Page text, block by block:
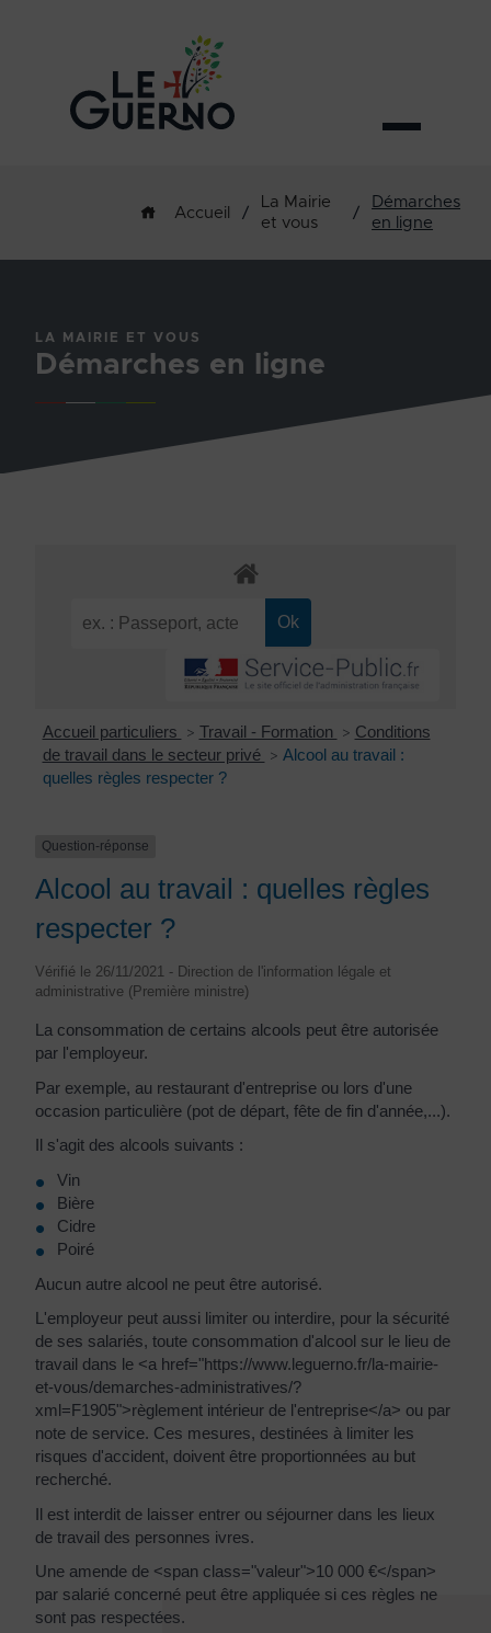
Accueil /
La Mairie
et vous
/
Démarches
en ligne
LA MAIRIE ET VOUS
Démarches en ligne
Accueil particuliers > Travail - Formation > Conditions
de travail dans le secteur privé
> Alcool au travail :
quelles règles respecter ?
Question-réponse
Alcool au travail : quelles règles
respecter ?
Vérifié le 26/11/2021 - Direction de l'information légale et
administrative (Première ministre)
La consommation de certains alcools peut être autorisée
par l'employeur.
Par exemple, au restaurant d'entreprise ou lors d'une
occasion particulière (pot de départ, fête de fin d'année,...).
Il s'agit des alcools suivants :
Vin
Bière
Cidre
Poiré
Aucun autre alcool ne peut être autorisé.
L'employeur peut aussi limiter ou interdire, pour la sécurité
de ses salariés, toute consommation d'alcool sur le lieu de
travail dans le <a href="https://www.leguerno.fr/la-mairie-
et-vous/demarches-administratives/?
xml=F1905">règlement intérieur de l'entreprise</a> ou par
note de service. Ces mesures, destinées à limiter les
risques d'accident, doivent être proportionnées au but
recherché.
Il est interdit de laisser entrer ou séjourner dans les lieux
de travail des personnes ivres.
Une amende de <span class="valeur">10 000 €</span>
par salarié concerné peut être appliquée si ces règles ne
sont pas respectées.